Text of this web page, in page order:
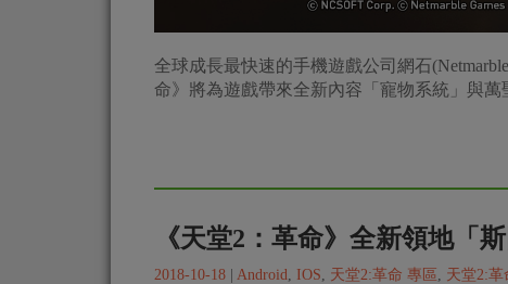
全球成長最快速的手機遊戲公司網石
命》將為遊戲帶來全新內容「寵物系統」與萬
《天堂2：革命》全新領地「
2018-10-18 Android IOS 天堂2:革命 專區 天堂2:革